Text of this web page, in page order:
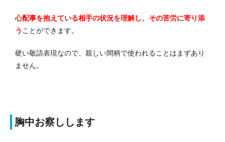
心配事を抱えている相手の状況を理解し、その苦労に寄り添
う ことができます。
硬い敬語表現なので、親しい間柄で使われることはまずあり
ません。
胸中お察しします